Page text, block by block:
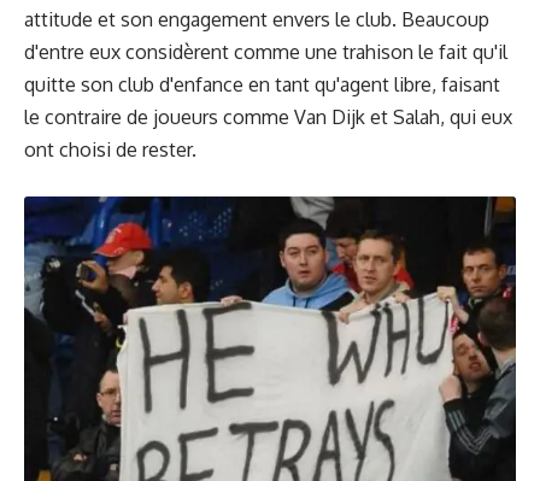
attitude et son engagement envers le club. Beaucoup
d'entre eux considèrent comme une trahison le fait qu'il
quitte son club d'enfance en tant qu'agent libre, faisant
le contraire de joueurs comme Van Dijk et Salah, qui eux
ont choisi de rester.